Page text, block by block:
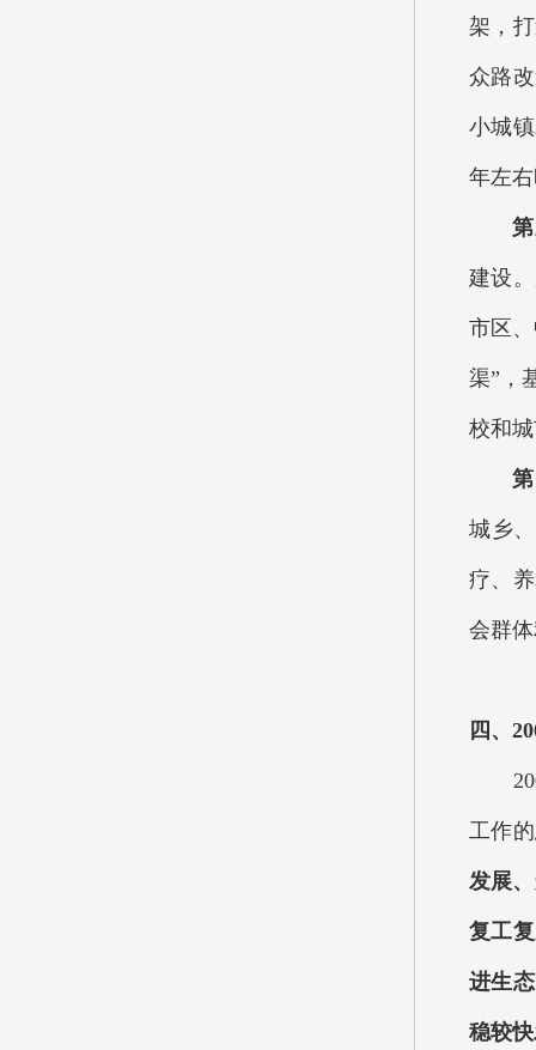
架，
众路
小城
年左
第三
建设
市区
渠”，
校和
第
城乡
疗、
会群
四、
2009
工作
发展
复工
进生
稳较